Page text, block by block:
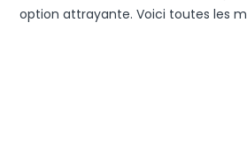
option attrayante. Voici toutes les